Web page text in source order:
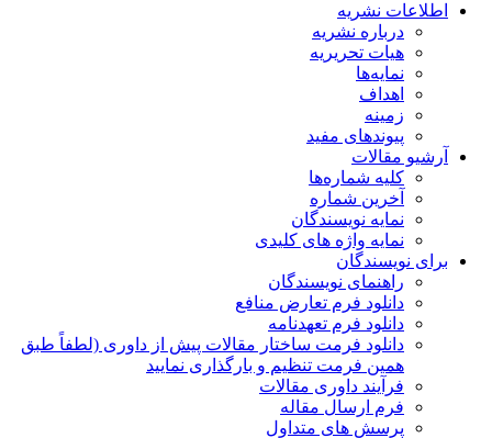
اطلاعات نشریه
درباره نشریه
هیات تحریریه
نمایه‌ها
اهداف
زمینه
پیوندهای مفید
آرشیو مقالات
کلیه شماره‌ها
آخرین شماره
نمایه نویسندگان
نمایه واژه های کلیدی
برای نویسندگان
راهنمای نویسندگان
دانلود فرم تعارض منافع
دانلود فرم تعهدنامه
دانلود فرمت ساختار مقالات پیش از داوری (لطفاً طبق
همین فرمت تنظیم و بارگذاری نمایید
فرآیند داوری مقالات
فرم ارسال مقاله
پرسش های متداول